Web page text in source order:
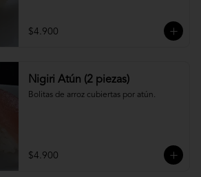
$4.900
Nigiri Atún (2 piezas)
Bolitas de arroz cubiertas por atún.
$4.900